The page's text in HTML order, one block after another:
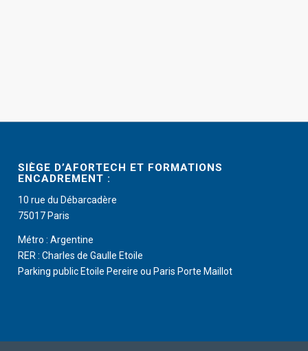
SIÈGE D’AFORTECH ET FORMATIONS
ENCADREMENT :
10 rue du Débarcadère
75017 Paris
Métro : Argentine
RER : Charles de Gaulle Etoile
Parking public Etoile Pereire ou Paris Porte Maillot